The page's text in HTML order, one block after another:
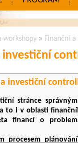
workshopy» Finanční
investiční
investiční
stránce
to i v oblasti
financí o
procesem